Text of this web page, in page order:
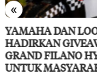
«
YAMAHA DAN
HADIRKAN
GRAND FILANO
UNTUK